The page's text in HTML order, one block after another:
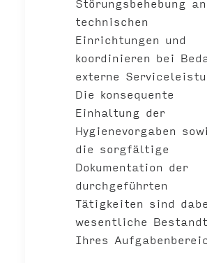
technischen
Einrichtungen und
koordinieren bei
externe
Die konsequente
Einhaltung der
Hygienevorgaben
die sorgfältige
Dokumentation der
durchgeführten
Tätigkeiten sind
wesentliche
Ihres